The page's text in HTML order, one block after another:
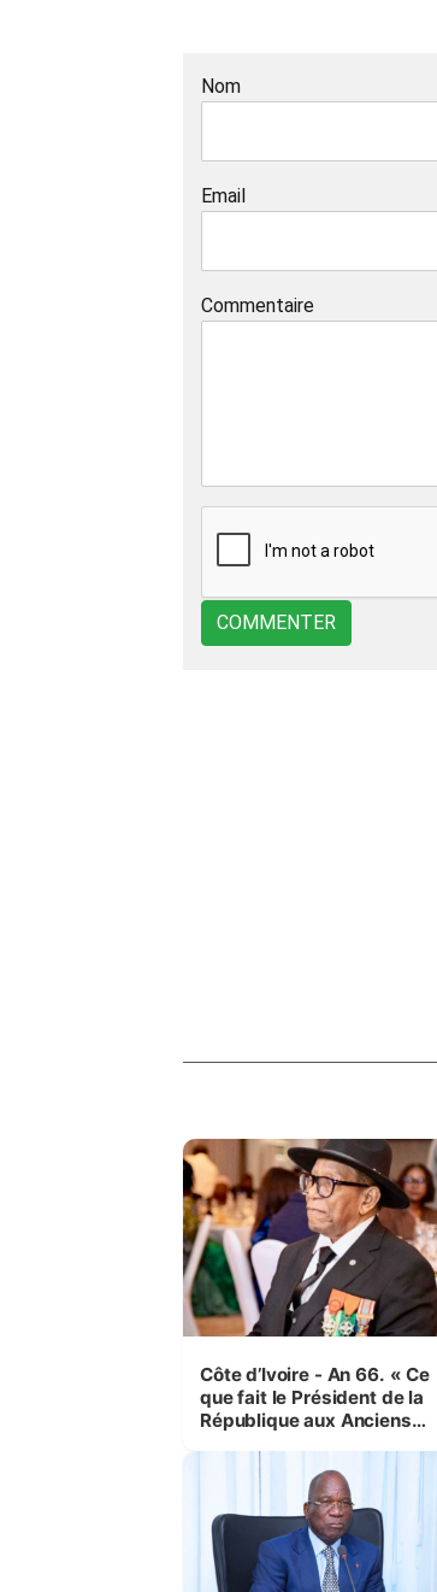
Nom
Email
Commentaire
COMMENTER
Côte d’Ivoire - An 66. « Ce
que fait le Président de la
République aux Anciens
(Cne Yassoungo Koné ®)